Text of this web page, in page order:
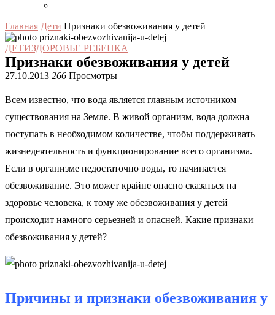
Главная Дети Признаки обезвоживания у детей
ДЕТИЗДОРОВЬЕ РЕБЕНКА
Признаки обезвоживания у детей
27.10.2013 266 Просмотры
Всем известно, что вода является главным источником
существования на Земле. В живой организм, вода должна
поступать в необходимом количестве, чтобы поддерживать
жизнедеятельность и функционирование всего организма.
Если в организме недостаточно воды, то начинается
обезвоживание. Это может крайне опасно сказаться на
здоровье человека, к тому же обезвоживания у детей
происходит намного серьезней и опасней. Какие признаки
обезвоживания у детей?
Причины и признаки обезвоживания у